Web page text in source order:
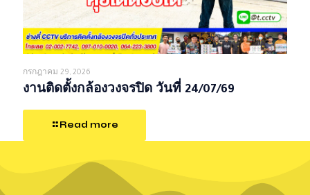
กรกฎาคม 29, 2026
งานติดตั้งกล้องวงจรปิด วันที่ 24/07/69
Read more